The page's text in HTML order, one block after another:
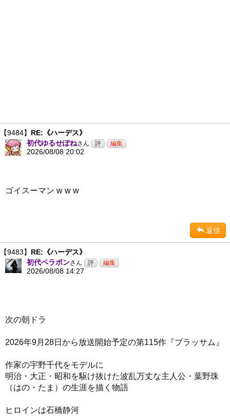
【9484】 RE:《ハーデス》
初代ゆるせぽねさん
2026/08/08 20:02
ゴイスーマン w w w
返信
【9483】 RE:《ハーデス》
初代ペラポンさん
2026/08/08 14:27
次の朝ドラ
2026年9月28日から放送開始予定の第115作『ブラッサム』
作家の宇野千代をモデルに
明治・大正・昭和を駆け抜けた波乱万丈な主人公・葉野珠
（はの・たま）の生涯を描く物語
ヒロインは石橋静河